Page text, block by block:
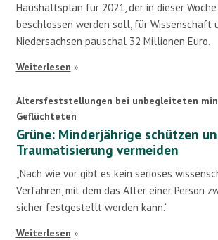
Haushaltsplan für 2021, der in dieser
beschlossen werden soll, für Wissenschaft
Niedersachsen pauschal 32 Millionen Euro.
Weiterlesen »
Altersfeststellungen bei unbegleiteten
Geflüchteten
Grüne: Minderjährige schützen
Traumatisierung vermeiden
„Nach wie vor gibt es kein seriöses
Verfahren, mit dem das Alter einer Person
sicher festgestellt werden kann.“
Weiterlesen »